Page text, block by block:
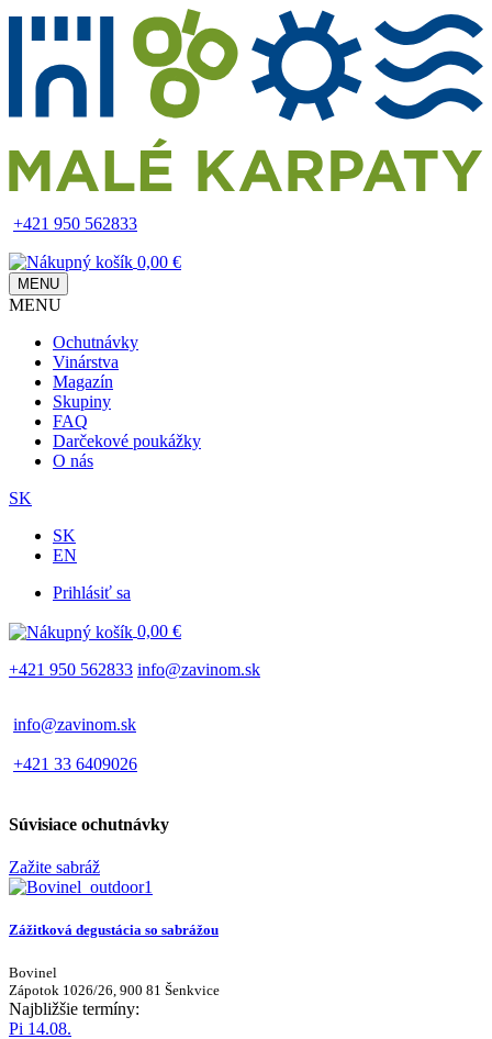
Skip
content
+421 950 562833
0,00 €
MENU
navigation
MENU
Ochutnávky
Vinárstva
Magazín
Skupiny
FAQ
Darčekové poukážky
O nás
SK
SK
EN
menu
Prihlásiť sa
0,00 €
+421 950 562833 info@zavinom.sk
info@zavinom.sk
+421 33 6409026
Súvisiace ochutnávky
Zažite sabráž
Zážitková degustácia so sabrážou
Bovinel
Zápotok 1026/26, 900 81 Šenkvice
Najbližšie termíny:
Pi 14.08.